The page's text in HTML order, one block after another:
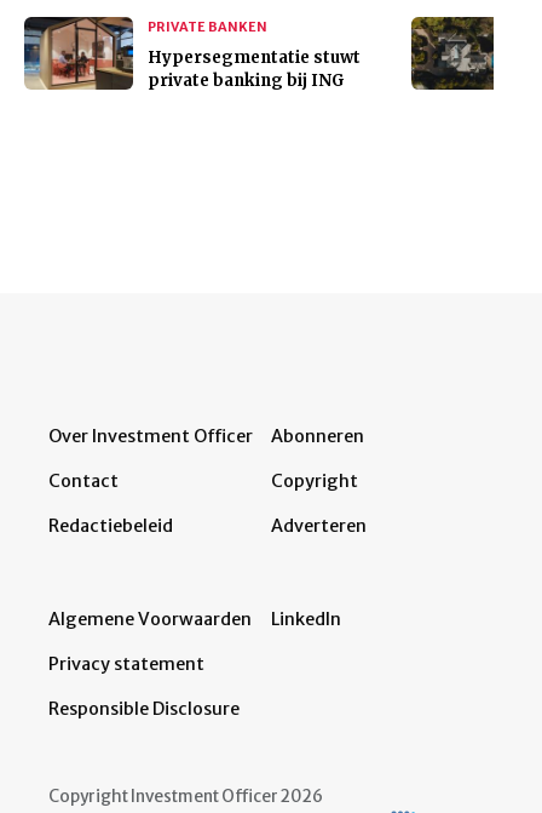
PRIVATE BANKEN
Hypersegmentatie stuwt
private banking bij ING
Over Investment Officer
Contact
Redactiebeleid
Abonneren
Copyright
Adverteren
Algemene Voorwaarden
Privacy statement
Responsible Disclosure
LinkedIn
Copyright Investment Officer 2026